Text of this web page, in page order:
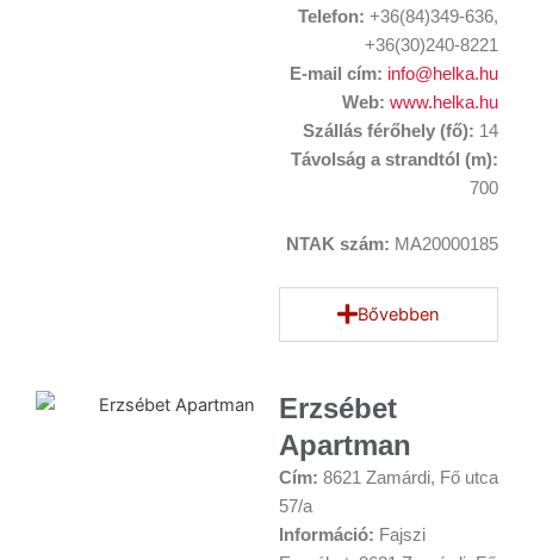
Telefon: +36(84)349-636,
+36(30)240-8221
E-mail cím: info@helka.hu
Web: www.helka.hu
Szállás férőhely (fő): 14
Távolság a strandtól (m):
700
NTAK szám: MA20000185
Bővebben
Erzsébet
Apartman
Cím: 8621 Zamárdi, Fő utca
57/a
Információ: Fajszi